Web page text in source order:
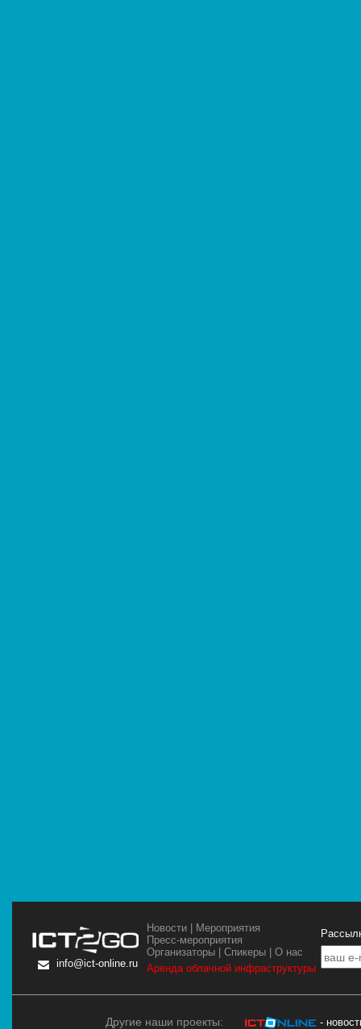
info@ict-online.ru
Новости
Мероприятия
Пресс-мероприятия
Организаторы |Спикеры |О нас
Аренда облачной инфраструктуры
Другие наши проекты: -